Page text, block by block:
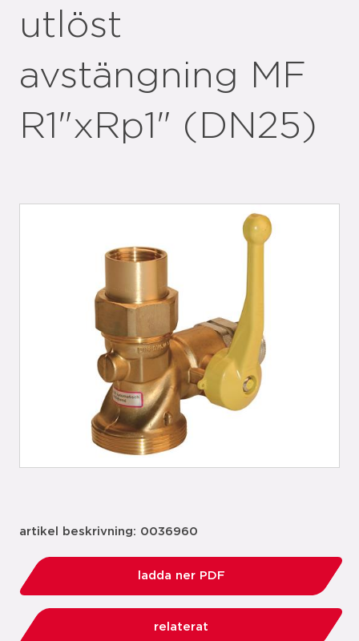
utlöst
avstängning MF
R1"xRp1" (DN25)
artikel beskrivning: 0036960
ladda ner PDF
relaterat